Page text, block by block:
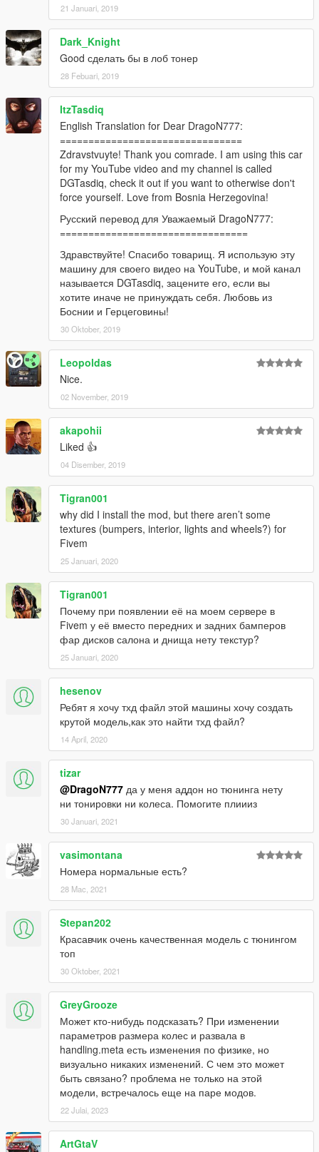
21 Januari, 2019
Dark_Knight
Good сделать бы в лоб тонер
28 Febuari, 2019
ItzTasdiq
English Translation for Dear DragoN777:
================================
Zdravstvuyte! Thank you comrade. I am using this car
for my YouTube video and my channel is called
DGTasdiq, check it out if you want to otherwise don't
force yourself. Love from Bosnia Herzegovina!
Русский перевод для Уважаемый DragoN777:
=================================
Здравствуйте! Спасибо товарищ. Я использую эту
машину для своего видео на YouTube, и мой канал
называется DGTasdiq, зацените его, если вы
хотите иначе не принуждать себя. Любовь из
Боснии и Герцеговины!
30 Oktober, 2019
Leopoldas
Nice.
02 November, 2019
akapohii
Liked 👍
04 Disember, 2019
Tigran001
why did I install the mod, but there aren’t some
textures (bumpers, interior, lights and wheels?) for
Fivem
25 Januari, 2020
Tigran001
Почему при появлении её на моем сервере в
Fivem у её вместо передних и задних бамперов
фар дисков салона и днища нету текстур?
25 Januari, 2020
hesenov
Ребят я хочу тхд файл этой машины хочу создать
крутой модель,как это найти тхд файл?
14 April, 2020
tizar
@DragoN777 да у меня аддон но тюнинга нету
ни тонировки ни колеса. Помогите плиииз
30 Januari, 2021
vasimontana
Номера нормальные есть?
28 Mac, 2021
Stepan202
Красавчик очень качественная модель с тюнингом
топ
30 Oktober, 2021
GreyGrooze
Может кто-нибудь подсказать? При изменении
параметров размера колес и развала в
handling.meta есть изменения по физике, но
визуально никаких изменений. С чем это может
быть связано? проблема не только на этой
модели, встречалось еще на паре модов.
22 Julai, 2023
ArtGtaV